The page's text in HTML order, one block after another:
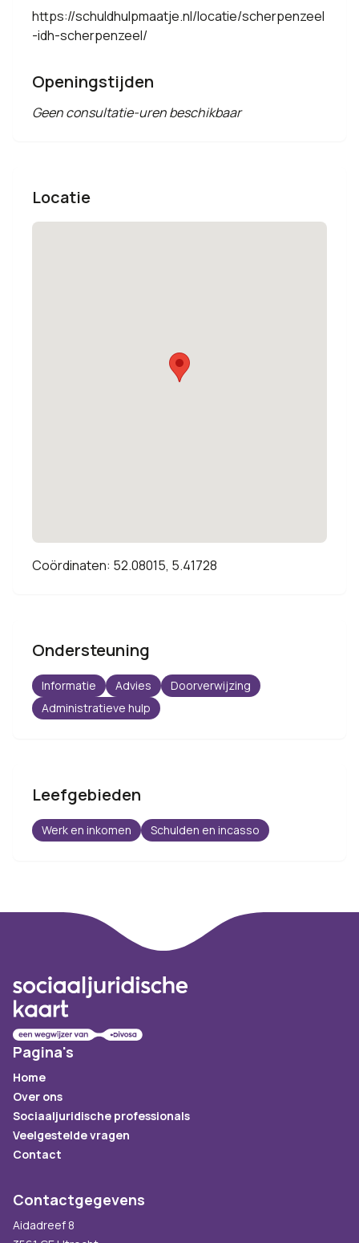
https://schuldhulpmaatje.nl/locatie/scherpenzeel
-idh-scherpenzeel/
Openingstijden
Geen consultatie-uren beschikbaar
Locatie
Coördinaten: 52.08015, 5.41728
Ondersteuning
Informatie Advies
Doorverwijzing
Administratieve hulp
Leefgebieden
Werk en inkomen Schulden en incasso
Pagina's
Home
Over ons
Sociaaljuridische professionals
Veelgestelde vragen
Contact
Contactgegevens
Aidadreef 8